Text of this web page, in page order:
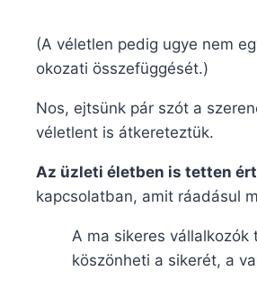
(A véletlen pedig ugye nem
okozati összefüggését.)
Nos, ejtsünk pár szót a
véletlent is átkereteztük.
Az üzleti életben is tetten
kapcsolatban, amit ráadásul
A ma sikeres
köszönheti a sikerét, a